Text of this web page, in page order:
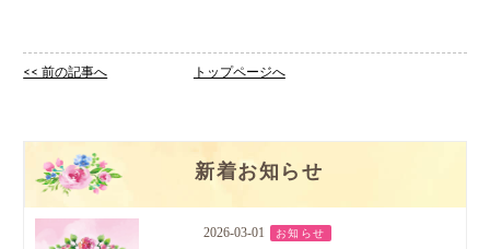
<< 前の記事へ トップページへ
新着お知らせ
2026-03-01 お知らせ